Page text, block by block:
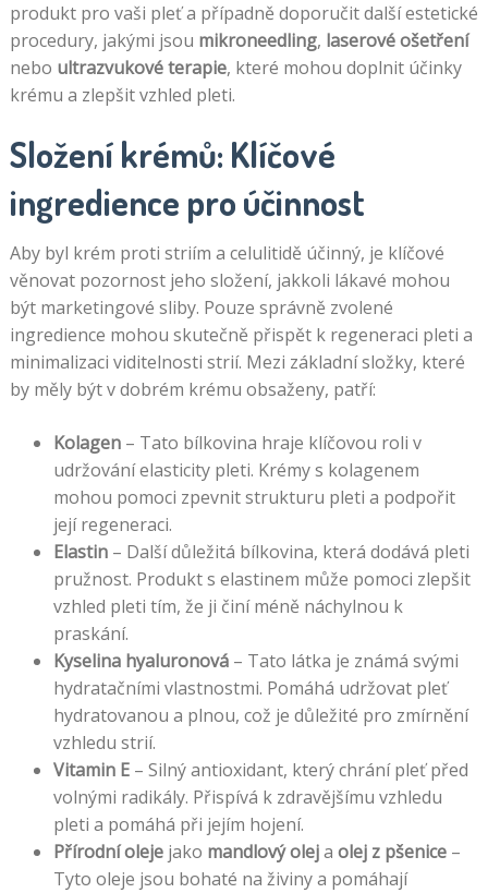
produkt pro vaši pleť a případně doporučit další estetické
procedury, jakými jsou mikroneedling, laserové ošetření
nebo ultrazvukové terapie, které mohou doplnit účinky
krému a zlepšit vzhled pleti.
Složení krémů: Klíčové
ingredience pro účinnost
Aby byl krém proti striím a celulitidě účinný, je klíčové
věnovat pozornost jeho složení, jakkoli lákavé mohou
být marketingové sliby. Pouze správně zvolené
ingredience mohou skutečně přispět k regeneraci pleti a
minimalizaci viditelnosti strií. Mezi základní složky, které
by měly být v dobrém krému obsaženy, patří:
Kolagen– Tato bílkovina hraje klíčovou roli v
udržování elasticity pleti. Krémy s kolagenem
mohou pomoci zpevnit strukturu pleti a podpořit
její regeneraci.
Elastin– Další důležitá bílkovina, která dodává pleti
pružnost. Produkt s elastinem může pomoci zlepšit
vzhled pleti tím, že ji činí méně náchylnou k
praskání.
Kyselina hyaluronová– Tato látka je známá svými
hydratačními vlastnostmi. Pomáhá udržovat pleť
hydratovanou a plnou, což je důležité pro zmírnění
vzhledu strií.
Vitamin E– Silný antioxidant, který chrání pleť před
volnými radikály. Přispívá k zdravějšímu vzhledu
pleti a pomáhá při jejím hojení.
Přírodní olejejako mandlový oleja olej z pšenice–
Tyto oleje jsou bohaté na živiny a pomáhají